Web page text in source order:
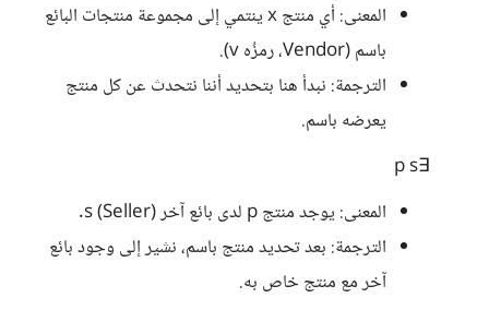
المعنى: أي منتج x ينتمي إلى مجموعة منتجات البائع
باسم (Vendor، رمزُه v).
الترجمة: نبدأ هنا بتحديد أننا نتحدث عن كل منتج
يعرضه باسم.
∃p s
المعنى: يوجد منتج p لدى بائع آخر s (Seller).
الترجمة: بعد تحديد منتج باسم، نشير إلى وجود بائع
آخر مع منتج خاص به.